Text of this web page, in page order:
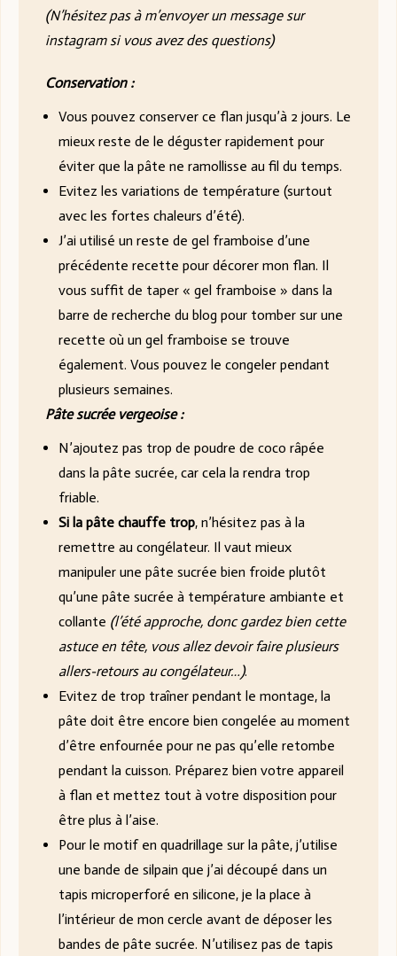
(N’hésitez pas à m’envoyer un message sur
instagram si vous avez des questions)
Conservation :
Vous pouvez conserver ce flan jusqu’à 2 jours. Le
mieux reste de le déguster rapidement pour
éviter que la pâte ne ramollisse au fil du temps.
Evitez les variations de température (surtout
avec les fortes chaleurs d’été).
J’ai utilisé un reste de gel framboise d’une
précédente recette pour décorer mon flan. Il
vous suffit de taper « gel framboise » dans la
barre de recherche du blog pour tomber sur une
recette où un gel framboise se trouve
également. Vous pouvez le congeler pendant
plusieurs semaines.
Pâte sucrée vergeoise :
N’ajoutez pas trop de poudre de coco râpée
dans la pâte sucrée, car cela la rendra trop
friable.
Si la pâte chauffe trop, n’hésitez pas à la
remettre au congélateur. Il vaut mieux
manipuler une pâte sucrée bien froide plutôt
qu’une pâte sucrée à température ambiante et
collante (l’été approche, donc gardez bien cette
astuce en tête, vous allez devoir faire plusieurs
allers-retours au congélateur…).
Evitez de trop traîner pendant le montage, la
pâte doit être encore bien congelée au moment
d’être enfournée pour ne pas qu’elle retombe
pendant la cuisson. Préparez bien votre appareil
à flan et mettez tout à votre disposition pour
être plus à l’aise.
Pour le motif en quadrillage sur la pâte, j’utilise
une bande de silpain que j’ai découpé dans un
tapis microperforé en silicone, je la place à
l’intérieur de mon cercle avant de déposer les
bandes de pâte sucrée. N’utilisez pas de tapis